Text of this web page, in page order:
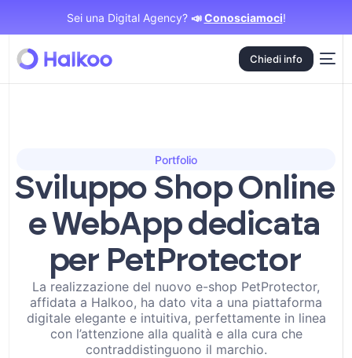
Sei una Digital Agency? 📣 Conosciamoci!
Chiedi info
Portfolio
Sviluppo Shop Online
e WebApp dedicata
per PetProtector
La realizzazione del nuovo e-shop PetProtector,
affidata a Halkoo, ha dato vita a una piattaforma
digitale elegante e intuitiva, perfettamente in linea
con l’attenzione alla qualità e alla cura che
contraddistinguono il marchio.